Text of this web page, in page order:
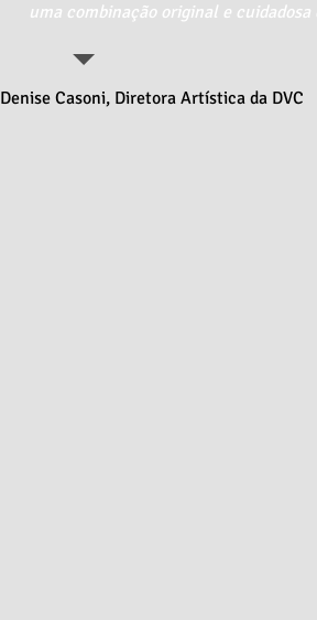
uma combinação original e
Denise Casoni, Diretora Artística da DVC